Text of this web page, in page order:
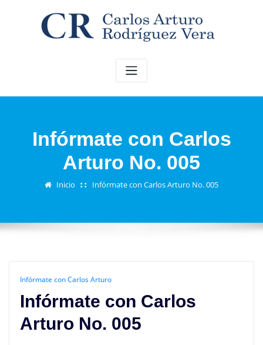
Infórmate con Carlos
Arturo No. 005
Inicio Infórmate con Carlos Arturo No. 005
Infórmate con Carlos Arturo
Infórmate con Carlos
Arturo No. 005